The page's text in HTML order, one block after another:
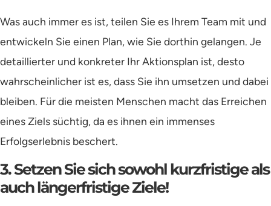
Was auch immer es ist, teilen Sie es Ihrem Team mit und
entwickeln Sie einen Plan, wie Sie dorthin gelangen. Je
detaillierter und konkreter Ihr Aktionsplan ist, desto
wahrscheinlicher ist es, dass Sie ihn umsetzen und dabei
bleiben. Für die meisten Menschen macht das Erreichen
eines Ziels süchtig, da es ihnen ein immenses
Erfolgserlebnis beschert.
3. Setzen Sie sich sowohl kurzfristige als
auch längerfristige Ziele!